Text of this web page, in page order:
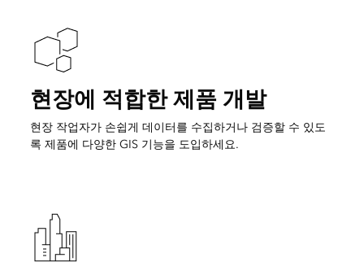
현장에 적합한 제품 개발
현장 작업자가 손쉽게 데이터를 수집하거나 검증할 수 있도
록 제품에 다양한 GIS 기능을 도입하세요.